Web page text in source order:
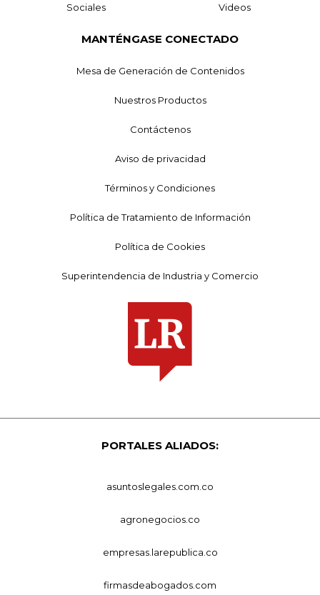
Sociales Videos
MANTÉNGASE CONECTADO
Mesa de Generación de Contenidos
Nuestros Productos
Contáctenos
Aviso de privacidad
Términos y Condiciones
Política de Tratamiento de Información
Política de Cookies
Superintendencia de Industria y Comercio
PORTALES ALIADOS:
asuntoslegales.com.co
agronegocios.co
empresas.larepublica.co
firmasdeabogados.com